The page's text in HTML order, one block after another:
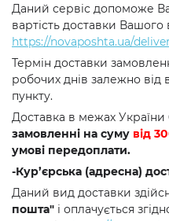
Даний сервіс допоможе
вартість доставки Вашого
https://novaposhta.ua/
Термін доставки
робочих днів залежно від
пункту.
Доставка в межах України
замовленні на суму від
умові передоплати.
-Кур’єрська (адресна)
Даний вид доставки
пошта" і оплачується